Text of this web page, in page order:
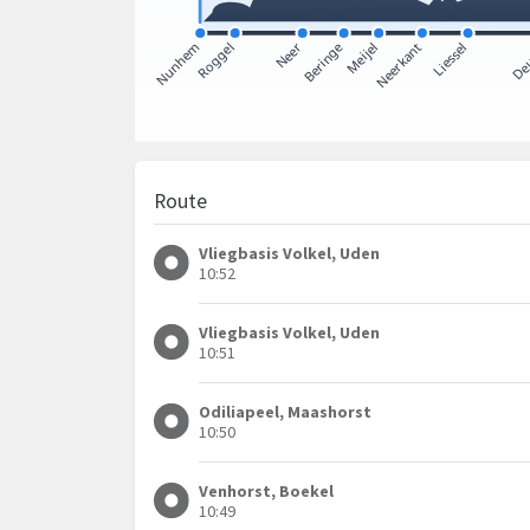
Route
Vliegbasis Volkel, Uden
10:52
Vliegbasis Volkel, Uden
10:51
Odiliapeel, Maashorst
10:50
Venhorst, Boekel
10:49